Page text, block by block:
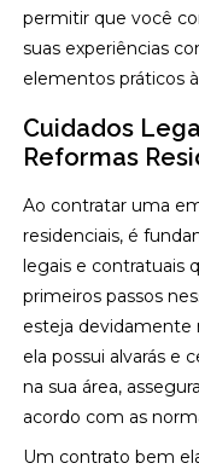
permitir que você
suas experiências
elementos práticos
Cuidados
Reformas
Ao contratar uma
residenciais, é
legais e contratuais
primeiros passos
esteja devidamente
ela possui alvarás e
na sua área,
acordo com as
Um contrato bem